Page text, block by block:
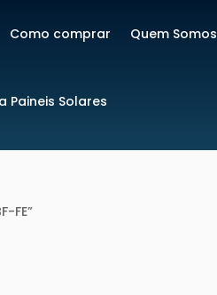
Como comprar Quem Somos
Paineis Solares
FE”